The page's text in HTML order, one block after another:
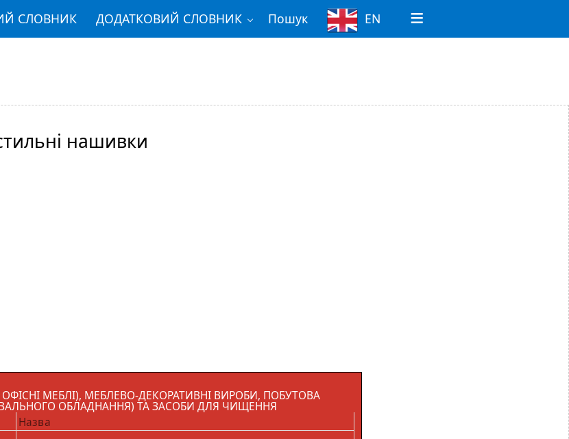
СЛОВНИК ДОДАТКОВИЙ СЛОВНИК Пошук EN
нашивки
МЕБЛІ), МЕБЛЕВО-ДЕКОРАТИВНІ ВИРОБИ, ПОБУТОВА
ОБЛАДНАННЯ) ТА ЗАСОБИ ДЛЯ ЧИЩЕННЯ
Назва